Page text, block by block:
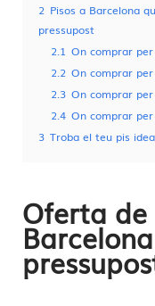
2 Pisos a Barcelona
pressupost
2.1 On comprar
2.2 On comprar
2.3 On comprar
2.4 On comprar
3 Troba el teu pis
Oferta de